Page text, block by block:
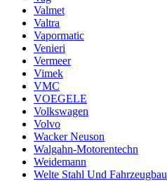
Valmet
Valtra
Vapormatic
Venieri
Vermeer
Vimek
VMC
VOEGELE
Volkswagen
Volvo
Wacker Neuson
Walgahn-Motorentechn
Weidemann
Welte Stahl Und Fahrzeugbau